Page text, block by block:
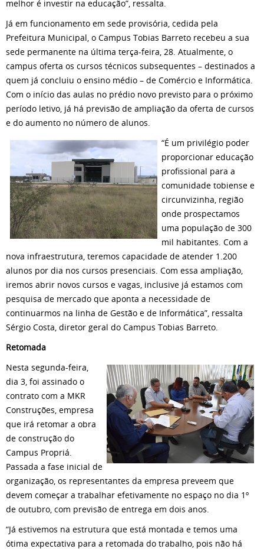
melhor é investir na educação”, ressalta.
Já em funcionamento em sede provisória, cedida pela
Prefeitura Municipal, o Campus Tobias Barreto recebeu a sua
sede permanente na última terça-feira, 28. Atualmente, o
campus oferta os cursos técnicos subsequentes – destinados a
quem já concluiu o ensino médio – de Comércio e Informática.
Com o início das aulas no prédio novo previsto para o próximo
período letivo, já há previsão de ampliação da oferta de cursos
e do aumento no número de alunos.
“É um privilégio poder
proporcionar educação
profissional para a
comunidade tobiense e
circunvizinha, região
onde prospectamos
uma população de 300
mil habitantes. Com a
nova infraestrutura, teremos capacidade de atender 1.200
alunos por dia nos cursos presenciais. Com essa ampliação,
iremos abrir novos cursos e vagas, inclusive já estamos com
pesquisa de mercado que aponta a necessidade de
continuarmos na linha de Gestão e de Informática”, ressalta
Sérgio Costa, diretor geral do Campus Tobias Barreto.
Retomada
Nesta segunda-feira,
dia 3, foi assinado o
contrato com a MKR
Construções, empresa
que irá retomar a obra
de construção do
Campus Propriá.
Passada a fase inicial de
organização, os representantes da empresa preveem que
devem começar a trabalhar efetivamente no espaço no dia 1º
de outubro, com previsão de entrega em dois anos.
“Já estivemos na estrutura que está montada e temos uma
ótima expectativa para a retomada do trabalho, pois não há